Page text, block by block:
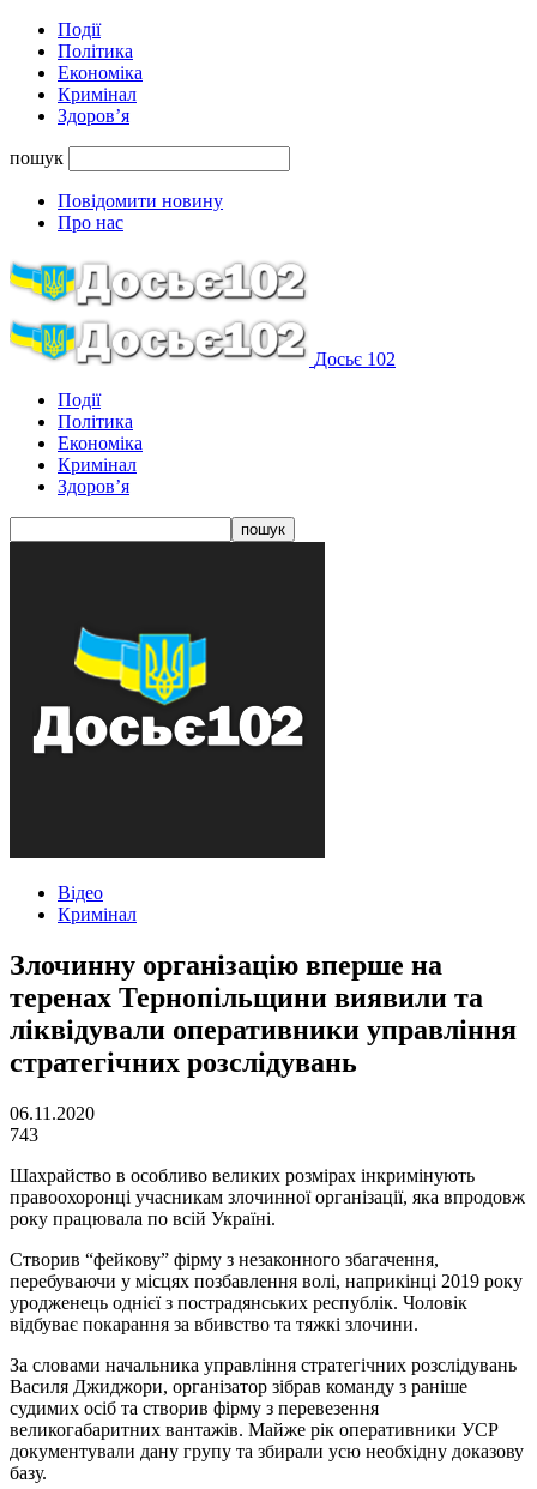
Події
Політика
Економіка
Кримінал
Здоров’я
пошук
Повідомити новину
Про нас
Досьє 102
Події
Політика
Економіка
Кримінал
Здоров’я
Відео
Кримінал
Злочинну організацію вперше на
теренах Тернопільщини виявили та
ліквідували оперативники управління
стратегічних розслідувань
06.11.2020
743
Шахрайство в особливо великих розмірах інкримінують
правоохоронці учасникам злочинної організації, яка впродовж
року працювала по всій Україні.
Створив “фейкову” фірму з незаконного збагачення,
перебуваючи у місцях позбавлення волі, наприкінці 2019 року
уродженець однієї з пострадянських республік. Чоловік
відбуває покарання за вбивство та тяжкі злочини.
За словами начальника управління стратегічних розслідувань
Василя Джиджори, організатор зібрав команду з раніше
судимих осіб та створив фірму з перевезення
великогабаритних вантажів. Майже рік оперативники УСР
документували дану групу та збирали усю необхідну доказову
базу.